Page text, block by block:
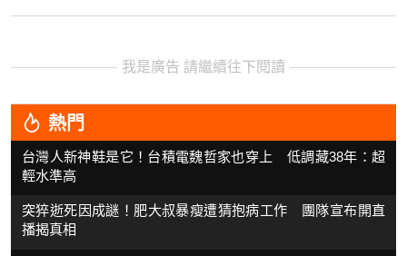
我是廣告 請繼續往下閱讀
熱門
台灣人新神鞋是它！台積電魏哲家也穿上 低調藏38年：超
輕水準高
突猝逝死因成謎！肥大叔暴瘦遭猜抱病工作 團隊宣布開直
播揭真相